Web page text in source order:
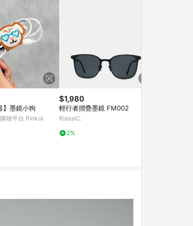
】墨鏡小狗
物平台 Pinkoi
$1,980
輕行者摺疊墨鏡 FM002
KlassiC.
2%